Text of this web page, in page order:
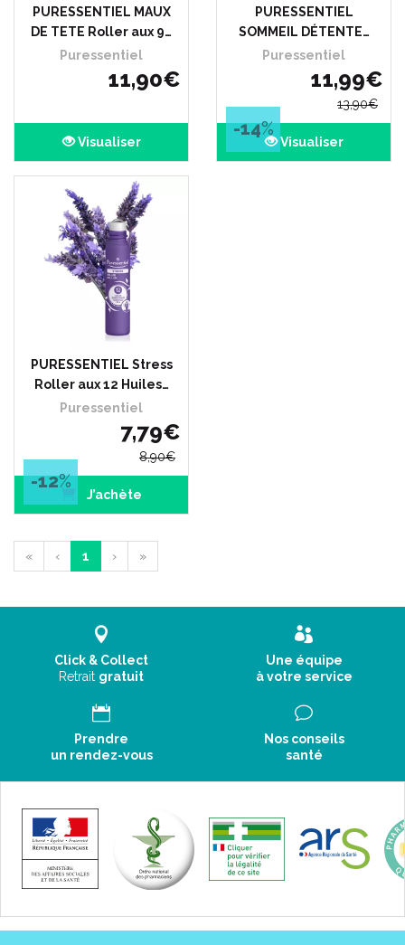
PURESSENTIEL MAUX
DE TETE Roller aux 9…
Puressentiel
11,90€
Visualiser
PURESSENTIEL
SOMMEIL DÉTENTE…
Puressentiel
11,99€
13,90€
-14%
Visualiser
PURESSENTIEL Stress
Roller aux 12 Huiles…
Puressentiel
7,79€
8,90€
-12%
J’achète
« ‹ 1 › »
Click & Collect
Retrait gratuit
Une équipe
à votre service
Prendre
un rendez-vous
Nos conseils
santé